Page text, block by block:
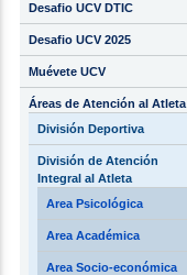
Desafio UCV DTIC
Desafio UCV 2025
Muévete UCV
Áreas de Atención al Atleta
División Deportiva
División de Atención
Integral al Atleta
Area Psicológica
Area Académica
Area Socio-económica